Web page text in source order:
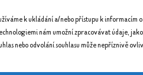
k ukládání a/nebo přístupu k informacím
nám umožní zpracovávat údaje,
nebo odvolání souhlasu může nepříznivě